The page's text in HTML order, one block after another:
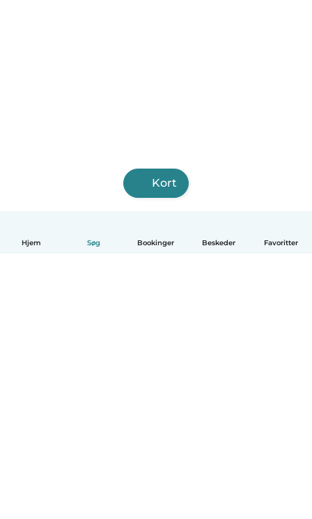
Hjem Søg Bookinger Beskeder Favoritter
Kort